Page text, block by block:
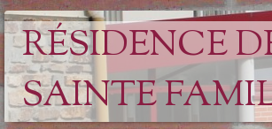
RÉSIDENCE
SAINTE